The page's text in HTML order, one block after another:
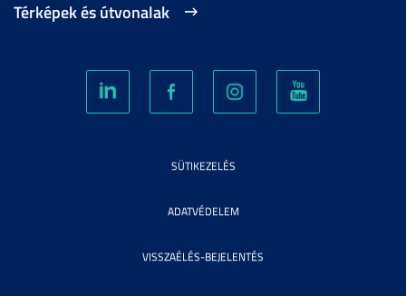
Térképek és útvonalak
SÜTIKEZELÉS
ADATVÉDELEM
VISSZAÉLÉS-BEJELENTÉS